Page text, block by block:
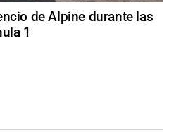
de Alpine durante las
1